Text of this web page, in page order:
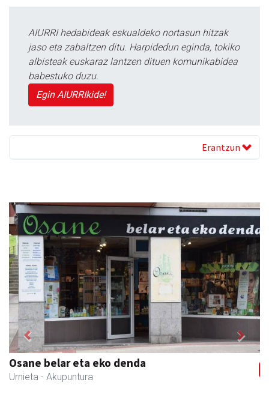
AIURRI hedabideak eskualdeko nortasun hitzak
jaso eta zabaltzen ditu. Harpidedun eginda, tokiko
albisteak euskaraz lantzen dituen komunikabidea
babestuko duzu.
Egin AIURRIkide!
Erantzun
Urnietako AEK euskaltegia
Urnieta - Euskaltegiak
Previous Next